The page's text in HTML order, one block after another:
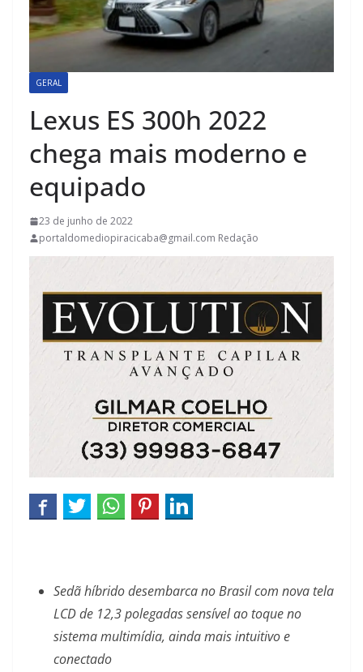
GERAL
Lexus ES 300h 2022
chega mais moderno e
equipado
23 de junho de 2022
portaldomediopiracicaba@gmail.com Redação
Sedã híbrido desembarca no Brasil com nova tela
LCD de 12,3 polegadas sensível ao toque no
sistema multimídia, ainda mais intuitivo e
conectado